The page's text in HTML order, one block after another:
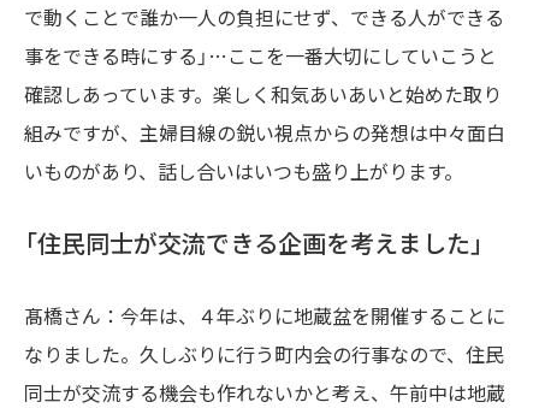
で動くことで誰か一人の負担にせず、できる人ができる
事をできる時にする」…ここを一番大切にしていこうと
確認しあっています。楽しく和気あいあいと始めた取り
組みですが、主婦目線の鋭い視点からの発想は中々面白
いものがあり、話し合いはいつも盛り上がります。
「住民同士が交流できる企画を考えました」
髙橋さん：今年は、４年ぶりに地蔵盆を開催することに
なりました。久しぶりに行う町内会の行事なので、住民
同士が交流する機会も作れないかと考え、午前中は地蔵